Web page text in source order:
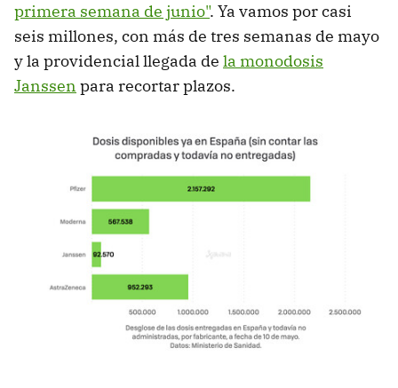
primera semana de junio". Ya vamos por casi
seis millones, con más de tres semanas de mayo
y la providencial llegada de la monodosis
Janssen para recortar plazos.